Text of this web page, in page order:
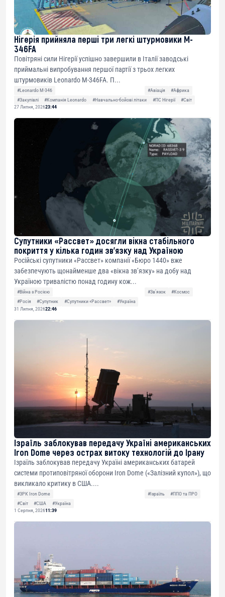
Нігерія прийняла перші три легкі штурмовики M-
346FA
Повітряні сили Нігерії успішно завершили в Італії заводські
приймальні випробування першої партії з трьох легких
штурмовиків Leonardo M-346FA. П...
#Leonardo M-346 #Авіація
#Африка
#Закупівлі
#Компанія Leonardo #Навчально-бойові літаки #ПС Нігерії
#Світ
27 Липня, 202623:44
Супутники «Рассвет» досягли вікна стабільного
покриття у кілька годин зв’язку над Україною
Російські супутники «Рассвет» компанії «Бюро 1440» вже
забезпечують щонайменше два «вікна зв’язку» на добу над
Україною тривалістю понад годину кож...
#Війна з Росією #Звʼязок
#Космос
#Росія
#Супутник #Супутники «Рассвет»
#Україна
31 Липня, 202622:46
Ізраїль заблокував передачу Україні американських
Iron Dome через острах витоку технологій до Ірану
Ізраїль заблокував передачу Україні американських батарей
системи протиповітряної оборони Iron Dome («Залізний купол»), що
викликало критику в США....
#ЗРК Iron Dome #Ізраїль
#ППО та ПРО
#Світ
#США
#Україна
1 Серпня, 202611:39